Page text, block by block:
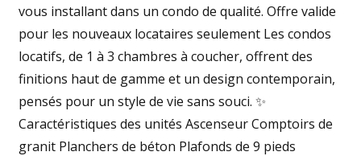
vous installant dans un condo de qualité. Offre valide
pour les nouveaux locataires seulement Les condos
locatifs, de 1 à 3 chambres à coucher, offrent des
finitions haut de gamme et un design contemporain,
pensés pour un style de vie sans souci. ✨
Caractéristiques des unités Ascenseur Comptoirs de
granit Planchers de béton Plafonds de 9 pieds